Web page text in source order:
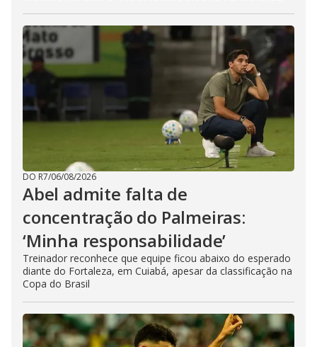
DO R7/06/08/2026
Abel admite falta de
concentração do Palmeiras:
‘Minha responsabilidade’
Treinador reconhece que equipe ficou abaixo do esperado
diante do Fortaleza, em Cuiabá, apesar da classificação na
Copa do Brasil